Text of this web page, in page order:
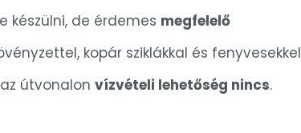
készülni, de érdemes megfelelő
kopár sziklákkal és fenyvesekkel
útvonalon vízvételi lehetőség nincs.